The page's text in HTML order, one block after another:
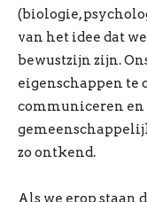
(biologie,
van het idee dat
bewustzijn zijn.
eigenschappen te
communiceren en
zo ontkend.
Als we erop staan